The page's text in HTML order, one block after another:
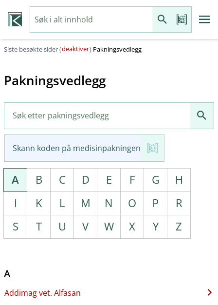
Siste besøkte sider (deaktiver) Pakningsvedlegg
Pakningsvedlegg
Skann koden på medisinpakningen
A B C D E F G
H
I
K L M N O P
R
S
T U V W X Y Z
A
Addimag vet. Alfasan